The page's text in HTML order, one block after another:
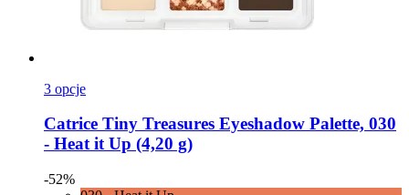
3 opcje
Catrice Tiny Treasures Eyeshadow Palette, 030
-​ Heat it Up (4,20 g)
-52%